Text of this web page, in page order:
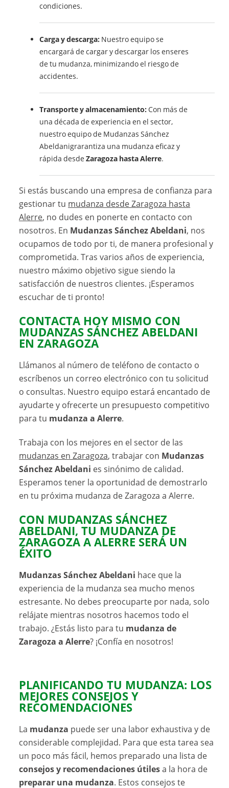
condiciones.
Carga y descarga: Nuestro equipo se
encargará de cargar y descargar los enseres
de tu mudanza, minimizando el riesgo de
accidentes.
Transporte y almacenamiento: Con más de
una década de experiencia en el sector,
nuestro equipo de Mudanzas Sánchez
Abeldanigrarantiza una mudanza eficaz y
rápida desdeZaragoza hasta Alerre.
Si estás buscando una empresa de confianza para
gestionar tu mudanza desde Zaragoza hasta
Alerre, no dudes en ponerte en contacto con
nosotros. En Mudanzas Sánchez Abeldani, nos
ocupamos de todo por ti, de manera profesional y
comprometida. Tras varios años de experiencia,
nuestro máximo objetivo sigue siendo la
satisfacción de nuestros clientes. ¡Esperamos
escuchar de ti pronto!
CONTACTA HOY MISMO CON
MUDANZAS SÁNCHEZ ABELDANI
EN ZARAGOZA
Llámanos al número de teléfono de contacto o
escríbenos un correo electrónico con tu solicitud
o consultas. Nuestro equipo estará encantado de
ayudarte y ofrecerte un presupuesto competitivo
para tu mudanza a Alerre.
Trabaja con los mejores en el sector de las
mudanzas en Zaragoza, trabajar con Mudanzas
Sánchez Abeldani es sinónimo de calidad.
Esperamos tener la oportunidad de demostrarlo
en tu próxima mudanza de Zaragoza a Alerre.
CON MUDANZAS SÁNCHEZ
ABELDANI, TU MUDANZA DE
ZARAGOZA A ALERRE SERÁ UN
ÉXITO
Mudanzas Sánchez Abeldani hace que la
experiencia de la mudanza sea mucho menos
estresante. No debes preocuparte por nada, solo
relájate mientras nosotros hacemos todo el
trabajo. ¿Estás listo para tu mudanza de
Zaragoza a Alerre? ¡Confía en nosotros!
PLANIFICANDO TU MUDANZA: LOS
MEJORES CONSEJOS Y
RECOMENDACIONES
La mudanza puede ser una labor exhaustiva y de
considerable complejidad. Para que esta tarea sea
un poco más fácil, hemos preparado una lista de
consejos y recomendaciones útilesa la hora de
preparar una mudanza. Estos consejos te